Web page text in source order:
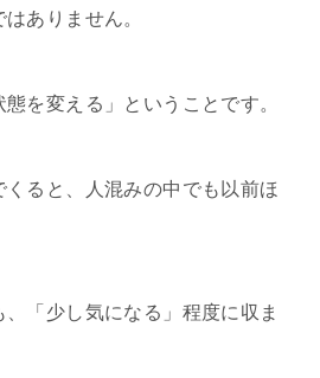
ありません。
態を変える」ということです。
ると、人混みの中でも以前ほ
「少し気になる」程度に収ま